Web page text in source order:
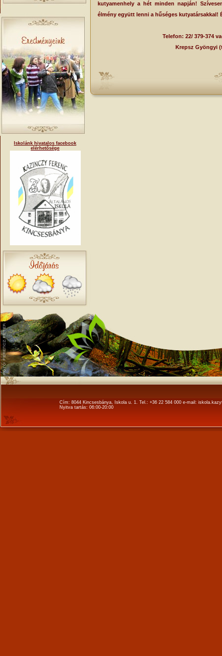
Iskolánk hivatalos facebook
elérhetősége
kutyamenhely a hét minden napján!
élmény együtt lenni a hűséges kutyatársakkal!
Telefon: 22/ 379-374
Krepsz Gyöngyi
Cím: 8044 Kincsesbánya, Iskola u. 1. Tel.: +36 22 584 000 e-mail:
Nyitva tartás: 06:00-20:00